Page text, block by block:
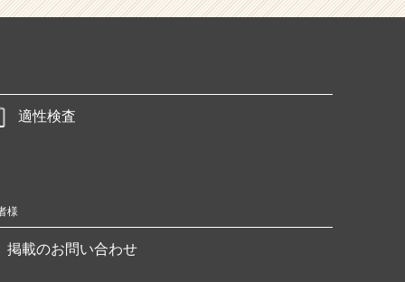
適性検査
様
掲載のお問い合わせ